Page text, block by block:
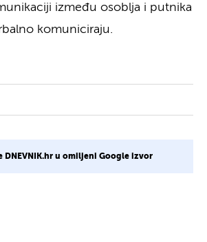
između osoblja i putnika
komuniciraju.
DNEVNIK.hr u omiljeni Google izvor